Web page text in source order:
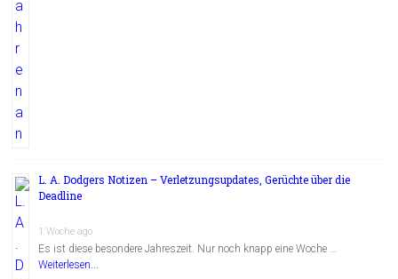
L. A. Dodgers Notizen – Verletzungsupdates, Gerüchte über die
Deadline
1 Woche ago
Es ist diese besondere Jahreszeit. Nur noch knapp eine Woche …
Weiterlesen...